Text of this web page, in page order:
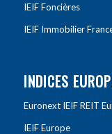
IEIF Foncières
IEIF Immobilier
INDICES
Euronext IEIF REIT
IEIF Europe